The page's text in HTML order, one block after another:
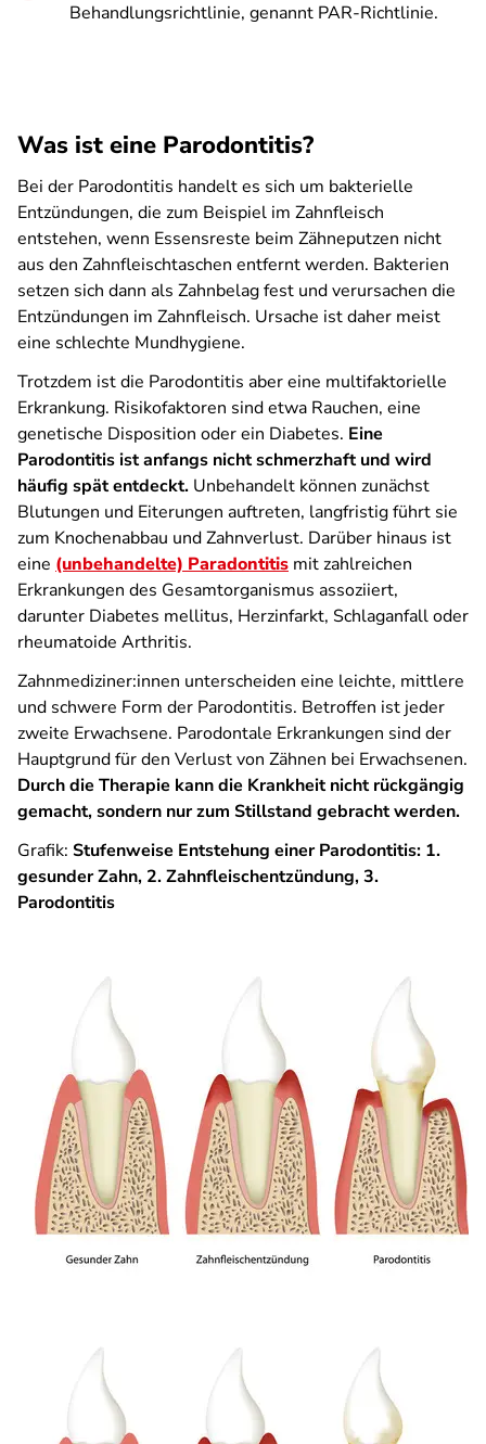
Behandlungsrichtlinie, genannt PAR-Richtlinie.
Was ist eine Parodontitis?
Bei der Parodontitis handelt es sich um bakterielle
Entzündungen, die zum Beispiel im Zahnfleisch
entstehen, wenn Essensreste beim Zähneputzen nicht
aus den Zahnfleischtaschen entfernt werden. Bakterien
setzen sich dann als Zahnbelag fest und verursachen die
Entzündungen im Zahnfleisch. Ursache ist daher meist
eine schlechte Mundhygiene.
Trotzdem ist die Parodontitis aber eine multifaktorielle
Erkrankung. Risikofaktoren sind etwa Rauchen, eine
genetische Disposition oder ein Diabetes. Eine
Parodontitis ist anfangs nicht schmerzhaft und wird
häufig spät entdeckt. Unbehandelt können zunächst
Blutungen und Eiterungen auftreten, langfristig führt sie
zum Knochenabbau und Zahnverlust. Darüber hinaus ist
eine (unbehandelte) Paradontitis mit zahlreichen
Erkrankungen des Gesamtorganismus assoziiert,
darunter Diabetes mellitus, Herzinfarkt, Schlaganfall oder
rheumatoide Arthritis.
Zahnmediziner:innen unterscheiden eine leichte, mittlere
und schwere Form der Parodontitis. Betroffen ist jeder
zweite Erwachsene. Parodontale Erkrankungen sind der
Hauptgrund für den Verlust von Zähnen bei Erwachsenen.
Durch die Therapie kann die Krankheit nicht rückgängig
gemacht, sondern nur zum Stillstand gebracht werden.
Grafik: Stufenweise Entstehung einer Parodontitis: 1.
gesunder Zahn, 2. Zahnfleischentzündung, 3.
Parodontitis